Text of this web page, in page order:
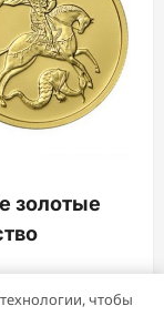
золотые
чтобы